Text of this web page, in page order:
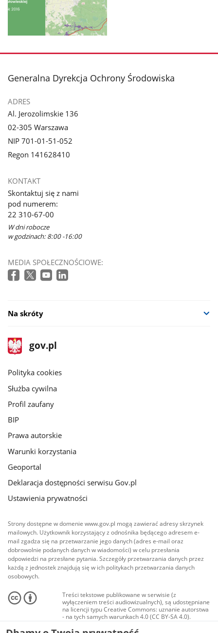
z
galerii.
zdjęcie
galerii.
stopka
Generalna Dyrekcja Ochrony Środowiska
ADRES
Al. Jerozolimskie 136
02-305 Warszawa
NIP 701-01-51-052
Regon 141628410
KONTAKT
Skontaktuj się z nami
pod numerem:
22 310-67-00
W dni robocze
w godzinach: 8:00 -16:00
MEDIA SPOŁECZNOŚCIOWE:
Na skróty
stopka
gov.pl
Strona
gov.pl
gov.pl
Polityka cookies
Służba cywilna
Profil zaufany
BIP
Prawa autorskie
Warunki korzystania
Geoportal
Deklaracja dostępności serwisu Gov.pl
Ustawienia prywatności
Strony dostępne w domenie www.gov.pl mogą zawierać adresy skrzynek
mailowych. Użytkownik korzystający z odnośnika będącego adresem e-
mail zgadza się na przetwarzanie jego danych (adres e-mail oraz
dobrowolnie podanych danych w wiadomości) w celu przesłania
odpowiedzi na przesłane pytania. Szczegóły przetwarzania danych przez
każdą z jednostek znajdują się w ich politykach przetwarzania danych
osobowych.
Treści tekstowe publikowane w serwisie (z
wyłączeniem treści audiowizualnych), są udostępniane
na licencji typu Creative Commons: uznanie autorstwa
- na tych samych warunkach 4.0 (CC BY-SA 4.0).
Materiały audiowizualne, w tym zdjęcia, materiały
audio i wideo, są udostępniane na licencji typu